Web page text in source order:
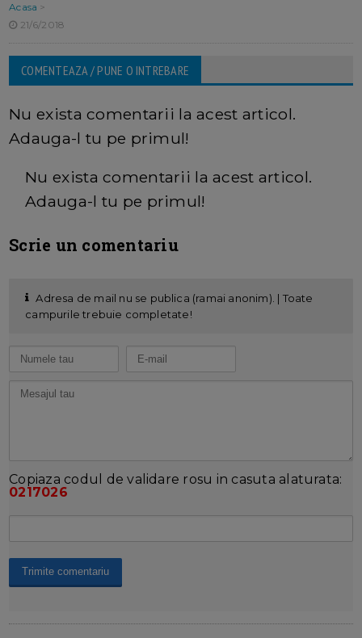
Acasa >
21/6/2018
COMENTEAZA / PUNE O INTREBARE
Nu exista comentarii la acest articol.
Adauga-l tu pe primul!
Nu exista comentarii la acest articol.
Adauga-l tu pe primul!
Scrie un comentariu
Adresa de mail nu se publica (ramai anonim). | Toate
campurile trebuie completate!
Copiaza codul de validare rosu in casuta alaturata:
0217026